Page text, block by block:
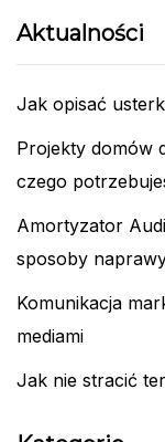
Aktualności
Jak opisać
Projekty domów
czego
Amortyzator
sposoby
Komunikacja
mediami
Jak nie stracić